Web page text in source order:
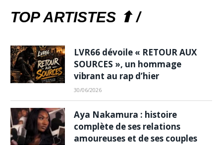
TOP ARTISTES ⬆ /
LVR66 dévoile « RETOUR AUX
SOURCES », un hommage
vibrant au rap d’hier
30/06/2026
Aya Nakamura : histoire
complète de ses relations
amoureuses et de ses couples